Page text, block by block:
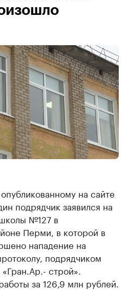
на сайте
подрядчик заявился на
№127 в
Перми, в которой в
нападение на
подрядчиком
строй».
за 126,9 млн рублей.